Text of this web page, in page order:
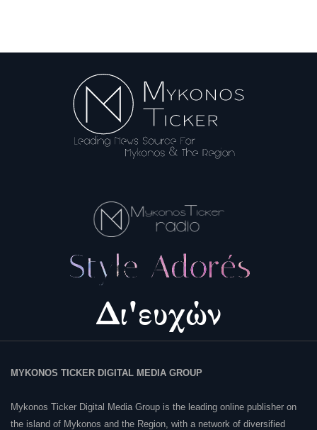
MYKONOS TICKER DIGITAL MEDIA GROUP
Mykonos Ticker Digital Media Group is the leading online publisher on
the island of Mykonos and the Region, with a network of diversified